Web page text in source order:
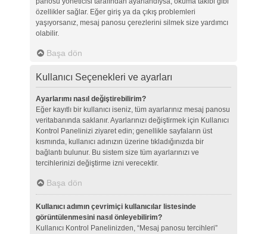
özellikler sağlar. Eğer giriş ya da çıkış problemleri
yaşıyorsanız, mesaj panosu çerezlerini silmek size yardımcı
olabilir.
Başa dön
Kullanıcı Seçenekleri ve ayarları
Ayarlarımı nasıl değiştirebilirim?
Eğer kayıtlı bir kullanıcı iseniz, tüm ayarlarınız mesaj panosu
veritabanında saklanır. Ayarlarınızı değiştirmek için Kullanıcı
Kontrol Panelinizi ziyaret edin; genellikle sayfaların üst
kısmında, kullanıcı adınızın üzerine tıkladığınızda bir
bağlantı bulunur. Bu sistem size tüm ayarlarınızı ve
tercihlerinizi değiştirme izni verecektir.
Başa dön
Kullanıcı adımın çevrimiçi kullanıcılar listesinde
görüntülenmesini nasıl önleyebilirim?
Kullanıcı Kontrol Panelinizden, “Mesaj panosu tercihleri”